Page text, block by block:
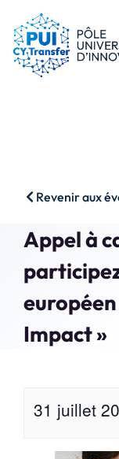
Revenir aux
Appel à
Impact »
31 juillet